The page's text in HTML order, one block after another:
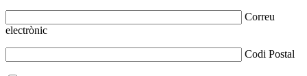
Correu
electrònic
Codi Postal